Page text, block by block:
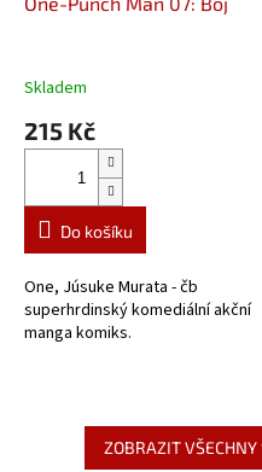
Skladem
215 Kč
Do košíku
One, Júsuke Murata - čb
superhrdinský komediální akční
manga komiks.
ZOBRAZIT VŠECHNY